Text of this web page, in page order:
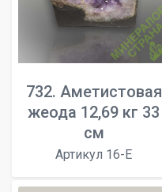
732. Аметистовая
жеода 12,69 кг 33
см
Артикул 16-E